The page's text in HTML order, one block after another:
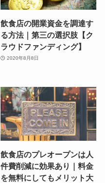
飲食店の開業資金を調達す
る方法｜第三の選択肢【ク
ラウドファンディング】
2020年8月8日
飲食店のプレオープンは人
件費削減に効果あり｜料金
を無料にしてもメリット大